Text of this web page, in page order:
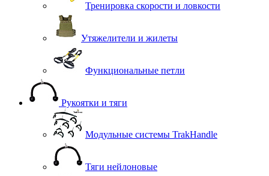
Тренировка скорости и ловкости
Утяжелители и жилеты
Функциональные петли
Рукоятки и тяги
Модульные системы TrakHandle
Тяги нейлоновые